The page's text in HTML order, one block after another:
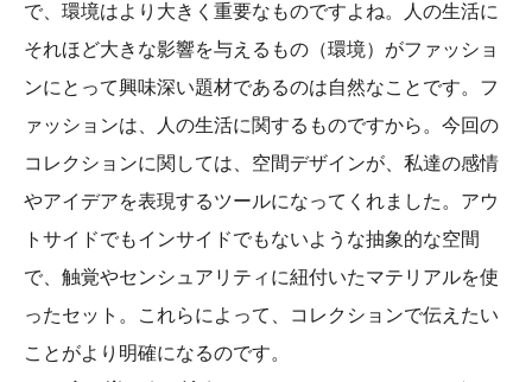
で、環境はより大きく重要なものですよね。人の生活に
それほど大きな影響を与えるもの（環境）がファッショ
ンにとって興味深い題材であるのは自然なことです。フ
ァッションは、人の生活に関するものですから。今回の
コレクションに関しては、空間デザインが、私達の感情
やアイデアを表現するツールになってくれました。アウ
トサイドでもインサイドでもないような抽象的な空間
で、触覚やセンシュアリティに紐付いたマテリアルを使
ったセット。これらによって、コレクションで伝えたい
ことがより明確になるのです。